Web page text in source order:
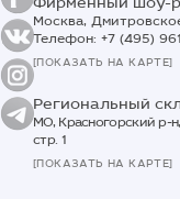
Москва,
Телефон: +7 (495)
[ПОКАЗАТЬ НА КАРТЕ]
Региональный
МО, Красногорский р-
стр. 1
[ПОКАЗАТЬ НА КАРТЕ]